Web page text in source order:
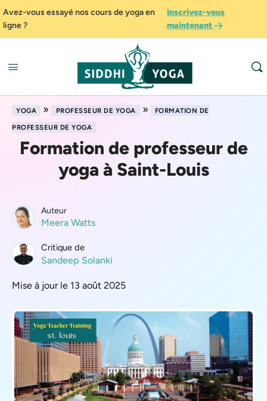
Avez-vous essayé nos cours de yoga en
ligne ?
Inscrivez-vous
maintenant
YOGA » PROFESSEUR DE YOGA »
FORMATION DE
PROFESSEUR DE YOGA
Formation de professeur de
yoga à Saint-Louis
Auteur
Meera Watts
Critique de
Sandeep Solanki
Mise à jour le 13 août 2025